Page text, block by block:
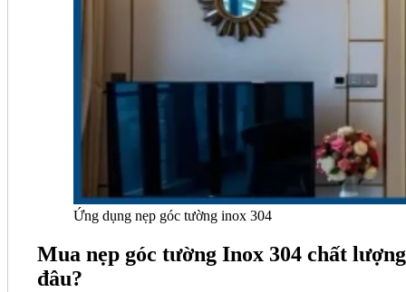
Ứng dụng nẹp góc tường inox 304
Mua nẹp góc tường Inox 304 chất
đâu?